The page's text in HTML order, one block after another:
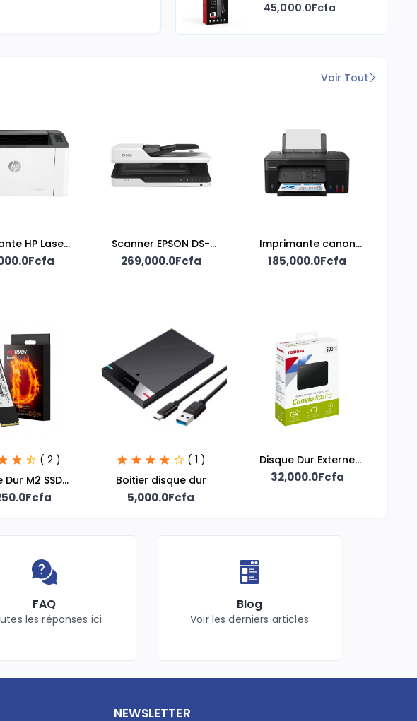
45,000.0Fcfa
Voir Tout
HP Laser
107A
Scanner EPSON DS-
1630
269,000.0Fcfa
Imprimante canon
pixma G2470
185,000.0Fcfa
( 2 )
Dur M2 SSD
( 1 )
Boitier disque dur
5,000.0Fcfa
Disque Dur Externe
500GB
32,000.0Fcfa
FAQ
les réponses ici
Blog
Voir les derniers articles
NEWSLETTER